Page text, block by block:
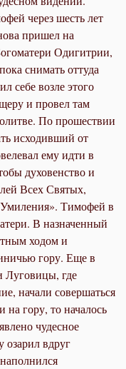
через шесть лет
пришел на
Одигитрии,
снимать оттуда
себе возле этого
и провел там
По прошествии
исходивший от
ему идти в
духовенство и
Всех Святых,
Тимофей в
В назначенный
ходом и
гору. Еще в
Луговицы, где
начали совершаться
гору, то началось
чудесное
озарил вдруг